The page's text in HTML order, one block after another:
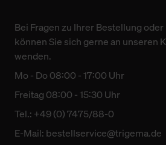
Bei Fragen zu Ihrer Bestellung
können Sie sich gerne an unseren
wenden.
Mo - Do 08:00 - 17:00 Uhr
Freitag 08:00 - 15:30 Uhr
Tel.: +49 (0) 7475/88-0
E-Mail: bestellservice@trigema.de